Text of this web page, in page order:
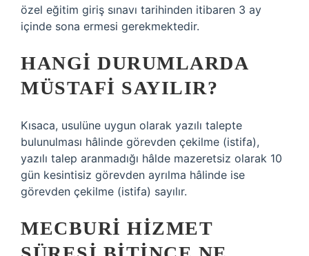
özel eğitim giriş sınavı tarihinden itibaren 3 ay
içinde sona ermesi gerekmektedir.
HANGI DURUMLARDA
MÜSTAFI SAYILIR?
Kısaca, usulüne uygun olarak yazılı talepte
bulunulması hâlinde görevden çekilme (istifa),
yazılı talep aranmadığı hâlde mazeretsiz olarak 10
gün kesintisiz görevden ayrılma hâlinde ise
görevden çekilme (istifa) sayılır.
MECBURI HIZMET